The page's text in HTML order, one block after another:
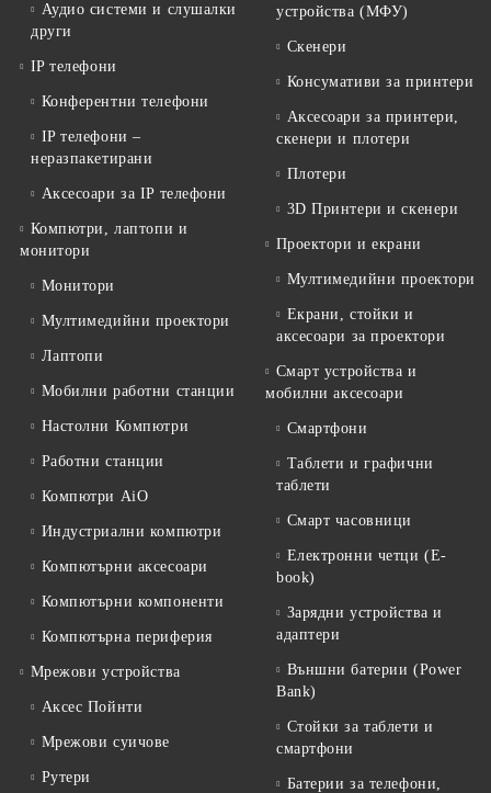
Аудио системи и слушалки
други
IP телефони
Конферентни телефони
IP телефони –
неразпакетирани
Аксесоари за IP телефони
Компютри, лаптопи и
монитори
Монитори
Мултимедийни проектори
Лаптопи
Мобилни работни станции
Настолни Компютри
Работни станции
Компютри AiO
Индустриални компютри
Компютърни аксесоари
Компютърни компоненти
Компютърна периферия
Мрежови устройства
Аксес Пойнти
Мрежови суичове
Рутери
устройства (МФУ)
Скенери
Консумативи за принтери
Аксесоари за принтери,
скенери и плотери
Плотери
3D Принтери и скенери
Проектори и екрани
Мултимедийни проектори
Екрани, стойки и
аксесоари за проектори
Смарт устройства и
мобилни аксесоари
Смартфони
Таблети и графични
таблети
Смарт часовници
Електронни четци (E-
book)
Зарядни устройства и
адаптери
Външни батерии (Power
Bank)
Стойки за таблети и
смартфони
Батерии за телефони,